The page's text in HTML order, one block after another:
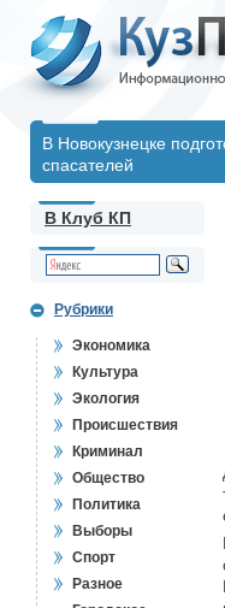
В Новокузнецке
спасателей
В Клуб КП
Рубрики
Экономика
Культура
Экология
Происшествия
Криминал
Общество
Политика
Выборы
Спорт
Разное